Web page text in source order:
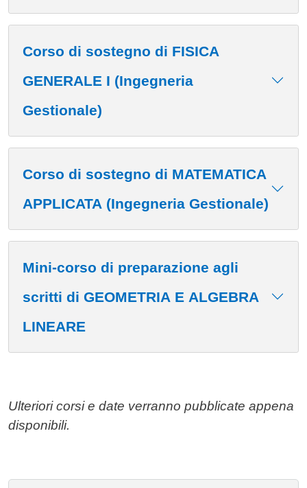
Corso di sostegno di FISICA
GENERALE I (Ingegneria
Gestionale)
Corso di sostegno di MATEMATICA
APPLICATA (Ingegneria Gestionale)
Mini-corso di preparazione agli
scritti di GEOMETRIA E ALGEBRA
LINEARE
Ulteriori corsi e date verranno pubblicate appena
disponibili.